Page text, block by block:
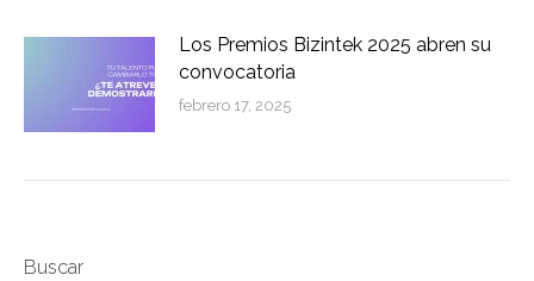
Los Premios Bizintek 2025 abren su
convocatoria
febrero 17, 2025
Buscar